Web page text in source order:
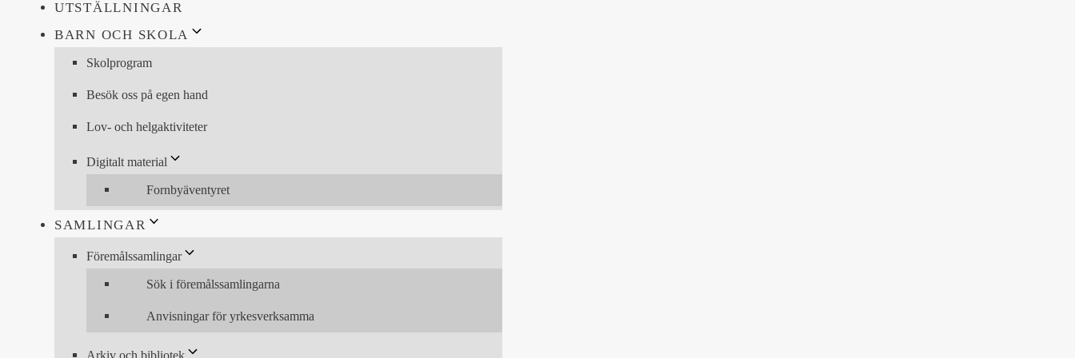
UTSTÄLLNINGAR
BARN OCH SKOLA
Skolprogram
Besök oss på egen hand
Lov- och helgaktiviteter
Digitalt material
Fornbyäventyret
SAMLINGAR
Föremålssamlingar
Sök i föremålssamlingarna
Anvisningar för yrkesverksamma